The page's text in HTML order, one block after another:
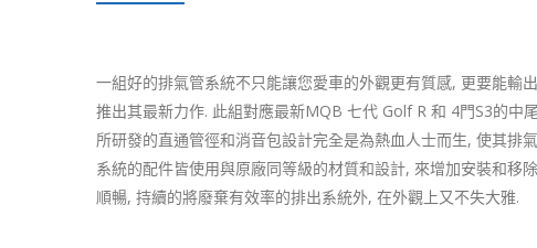
一組好的排氣管系統不只能讓您愛車的外觀更有質感, 更要能輸
推出其最新力作. 此組對應最新MQB 七代 Golf R 和 4門S3的中
所研發的直通管徑和消音包設計完全是為熱血人士而生, 使其排
系統的配件皆使用與原廠同等級的材質和設計, 來增加安裝和
順暢, 持續的將廢棄有效率的排出系統外, 在外觀上又不失大雅.